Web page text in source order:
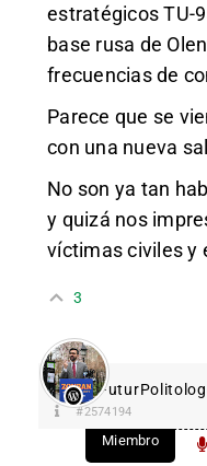
estratégicos TU-
base rusa de
frecuencias de
Parece que se
con una nueva
No son ya tan
y quizá nos
víctimas civiles y
3
#2574194
Miembro